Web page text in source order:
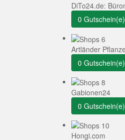
DiTo24.de:
0 Gutschein(e)
Artländer
0 Gutschein(e)
Gabionen24
0 Gutschein(e)
Hongi.com